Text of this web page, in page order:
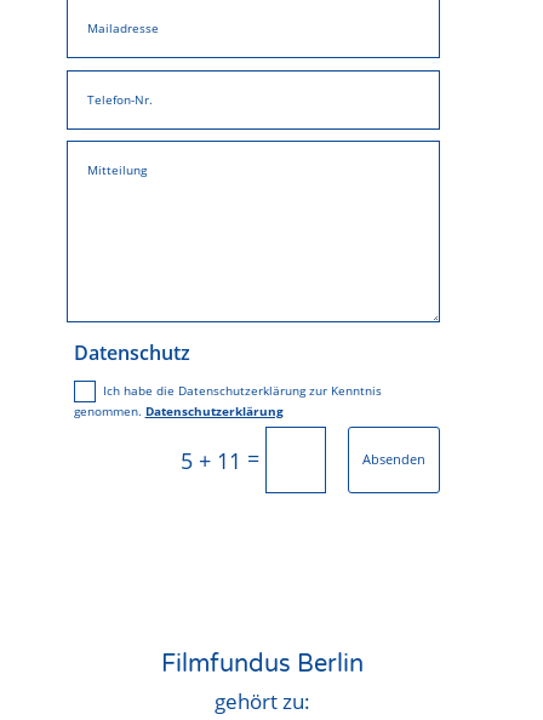
Datenschutz
Ich habe die Datenschutzerklärung zur Kenntnis
genommen. Datenschutzerklärung
5 + 11 = Absenden
Filmfundus Berlin
gehört zu: